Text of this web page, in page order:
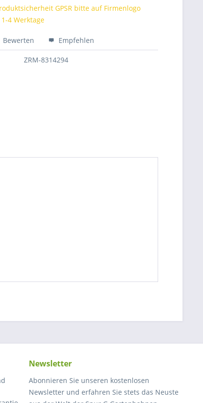
GPSR bitte auf Firmenlogo
4 Werktage
Bewerten Empfehlen
ZRM-8314294
Newsletter
Abonnieren Sie unseren kostenlosen
Newsletter und erfahren Sie stets das Neuste